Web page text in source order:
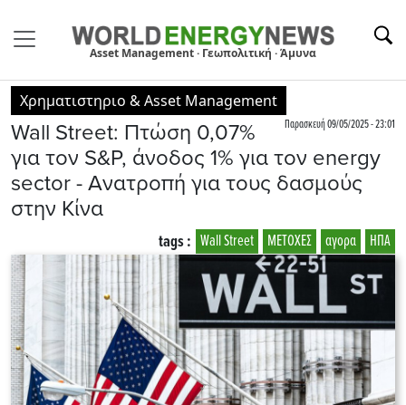
Asset Management · Γεωπολιτική · Άμυνα
Χρηματιστηριο & Asset Management
Παρασκευή 09/05/2025 - 23:01
Wall Street: Πτώση 0,07%
για τον S&P, άνοδος 1% για τον energy
sector - Aνατροπή για τους δασμούς
στην Κίνα
ΗΠΑ
αγορα
ΜΕΤΟΧΕΣ
Wall Street
tags :